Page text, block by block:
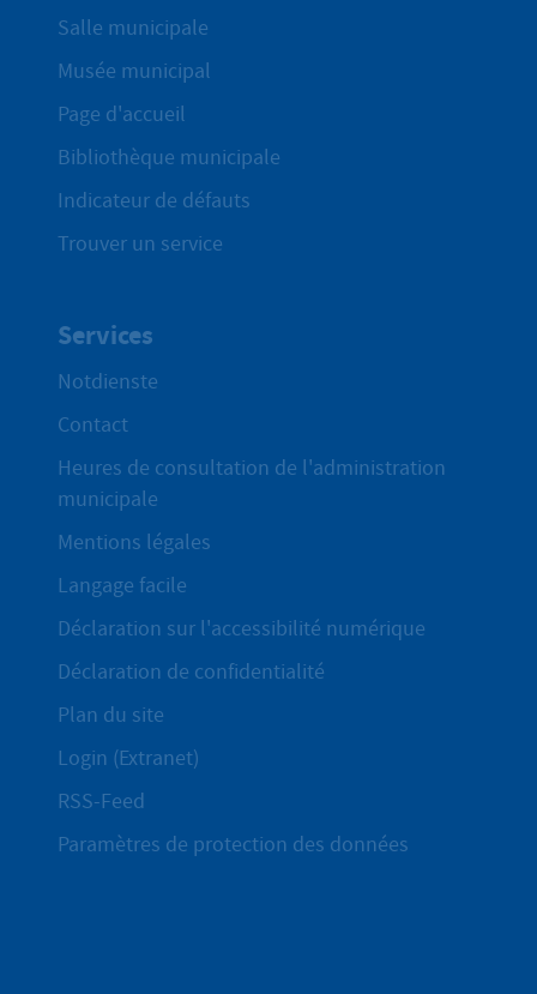
Salle municipale
Musée municipal
Page d'accueil
Bibliothèque municipale
Indicateur de défauts
Trouver un service
Services
Notdienste
Contact
Heures de consultation de l'administration
municipale
Mentions légales
Langage facile
Déclaration sur l'accessibilité numérique
Déclaration de confidentialité
Plan du site
Login (Extranet)
RSS-Feed
Paramètres de protection des données